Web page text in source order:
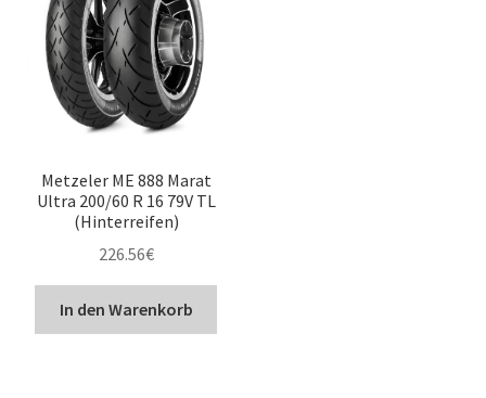
Metzeler ME 888 Marat
Ultra 200/60 R 16 79V TL
(Hinterreifen)
226.56€
In den Warenkorb